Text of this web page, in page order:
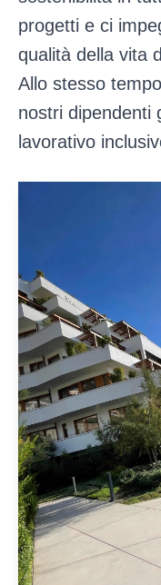
progetti e ci
qualità della vita
Allo stesso
nostri dipendenti
lavorativo